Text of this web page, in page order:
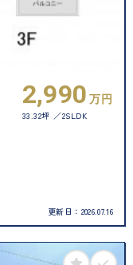
2,990 万円
33.32坪 2SLDK
更新日： 2026.07.16